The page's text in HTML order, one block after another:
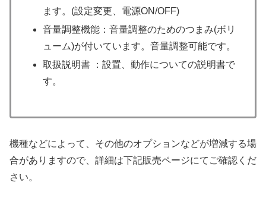
ます。(設定変更、電源ON/OFF)
音量調整機能：音量調整のためのつまみ(ボリ
ューム)が付いています。音量調整可能です。
取扱説明書 ：設置、動作についての説明書で
す。
機種などによって、その他のオプションなどが増減する場
合がありますので、詳細は下記販売ページにてご確認くだ
さい。